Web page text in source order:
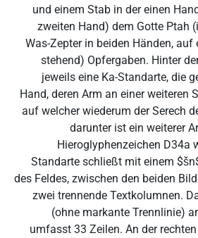
und einem Stab in der einen
zweiten Hand) dem Gotte Ptah
Was-Zepter in beiden Händen, auf
stehend) Opfergaben. Hinter
jeweils eine Ka-Standarte, die
Hand, deren Arm an einer weiteren
auf welcher wiederum der Serech
darunter ist ein weiterer
Hieroglyphenzeichen D34a
Standarte schließt mit einem
des Feldes, zwischen den beiden
zwei trennende Textkolumnen.
(ohne markante Trennlinie)
umfasst 33 Zeilen. An der